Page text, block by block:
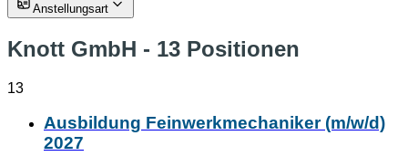
Anstellungsart
Knott GmbH - 13 Positionen
13
Ausbildung Feinwerkmechaniker (m/w/d)
2027